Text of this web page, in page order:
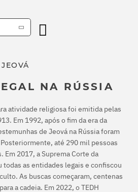
NA RÚSSIA
atividade religiosa foi emitida pelas
Em 1992, após o fim da era da
de Jeová na Rússia foram
até 290 mil pessoas
Em 2017, a Suprema Corte da
todas as entidades legais e confiscou
As buscas começaram, centenas
a cadeia. Em 2022, o TEDH